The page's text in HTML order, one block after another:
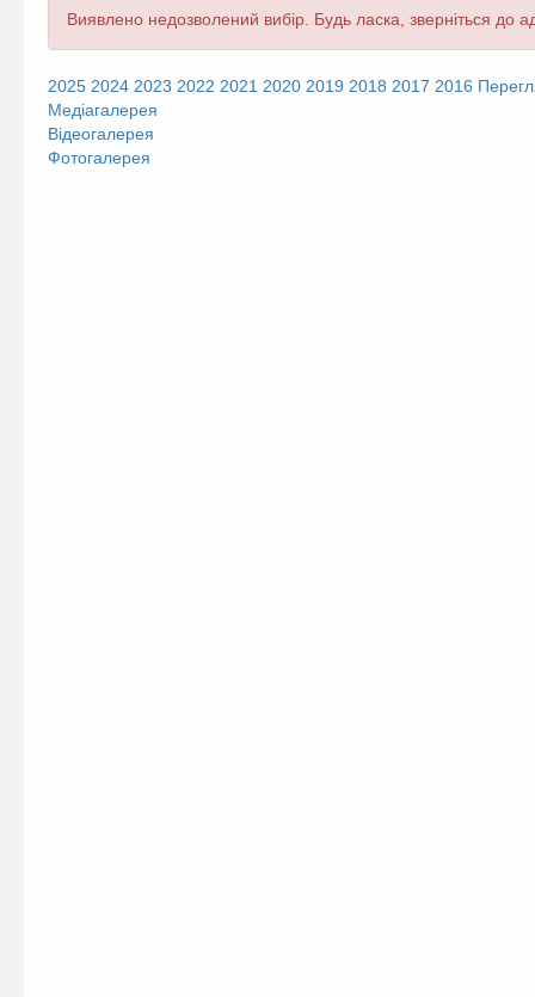
Повідомлення
Виявлено недозволений вибір. Будь ласка, зверніться до
2025 2024 2023 2022 2021 2020 2019 2018 2017 2016
Медіагалерея
Відеогалерея
Фотогалерея